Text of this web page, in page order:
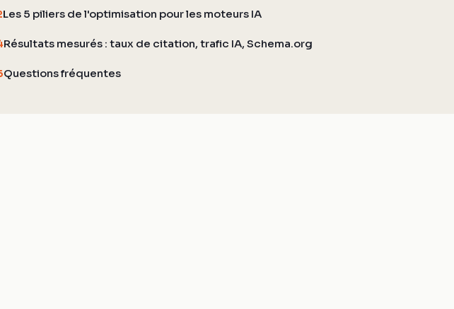
Les 5 piliers de l'optimisation pour les moteurs IA
Résultats mesurés : taux de citation, trafic IA, Schema.org
Questions fréquentes